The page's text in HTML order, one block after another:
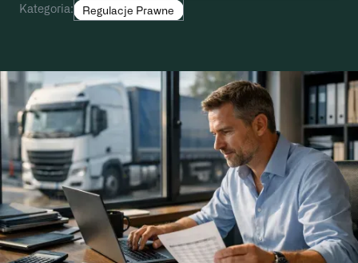
Kategoria:
Regulacje Prawne